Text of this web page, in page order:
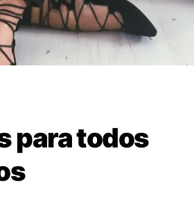
para todos